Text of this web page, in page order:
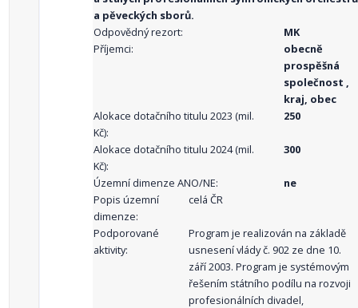
a pěveckých sborů.
Odpovědný rezort:
MK
Příjemci:
obecně
prospěšná
společnost ,
kraj, obec
Alokace dotačního titulu 2023 (mil.
Kč):
250
Alokace dotačního titulu 2024 (mil.
Kč):
300
Územní dimenze ANO/NE:
ne
Popis územní
dimenze:
celá ČR
Podporované
aktivity:
Program je realizován na základě
usnesení vlády č. 902 ze dne 10.
září 2003. Program je systémovým
řešením státního podílu na rozvoji
profesionálních divadel,